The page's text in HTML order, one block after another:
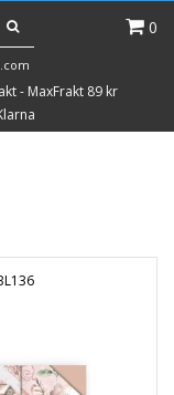
0
- MaxFrakt 89 kr